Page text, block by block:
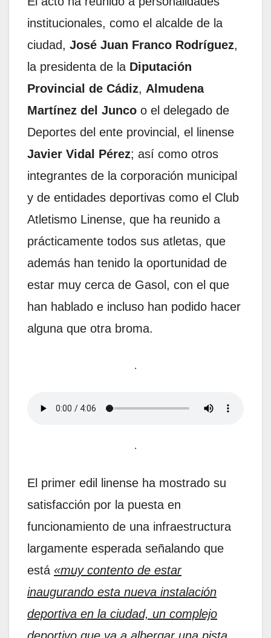
institucionales, como el alcalde de la
ciudad, José Juan Franco Rodríguez,
la presidenta de la Diputación
Provincial de Cádiz, Almudena
Martínez del Junco o el delegado de
Deportes del ente provincial, el linense
Javier Vidal Pérez; así como otros
integrantes de la corporación municipal
y de entidades deportivas como el Club
Atletismo Linense, que ha reunido a
prácticamente todos sus atletas, que
además han tenido la oportunidad de
estar muy cerca de Gasol, con el que
han hablado e incluso han podido hacer
alguna que otra broma.
.
.
El primer edil linense ha mostrado su
satisfacción por la puesta en
funcionamiento de una infraestructura
largamente esperada señalando que
está «muy contento de estar
inaugurando esta nueva instalación
deportiva en la ciudad, un complejo